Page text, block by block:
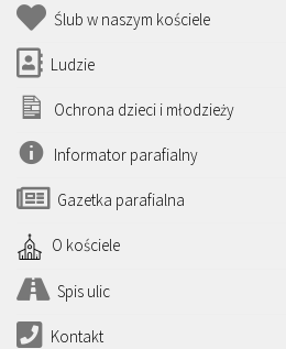
Ślub w naszym kościele
Ludzie
Ochrona dzieci i młodzieży
Informator parafialny
Gazetka parafialna
O kościele
Spis ulic
Kontakt